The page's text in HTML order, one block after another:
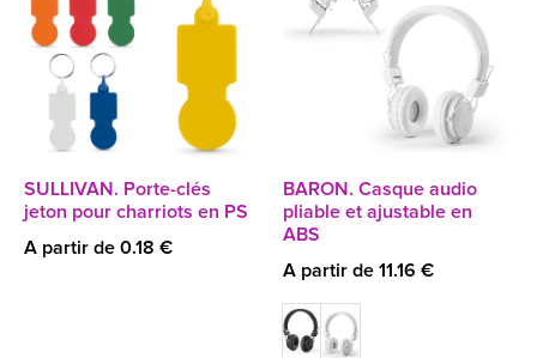
SULLIVAN. Porte-clés
jeton pour charriots en PS
A partir de 0.18 €
BARON. Casque audio
pliable et ajustable en
ABS
A partir de 11.16 €